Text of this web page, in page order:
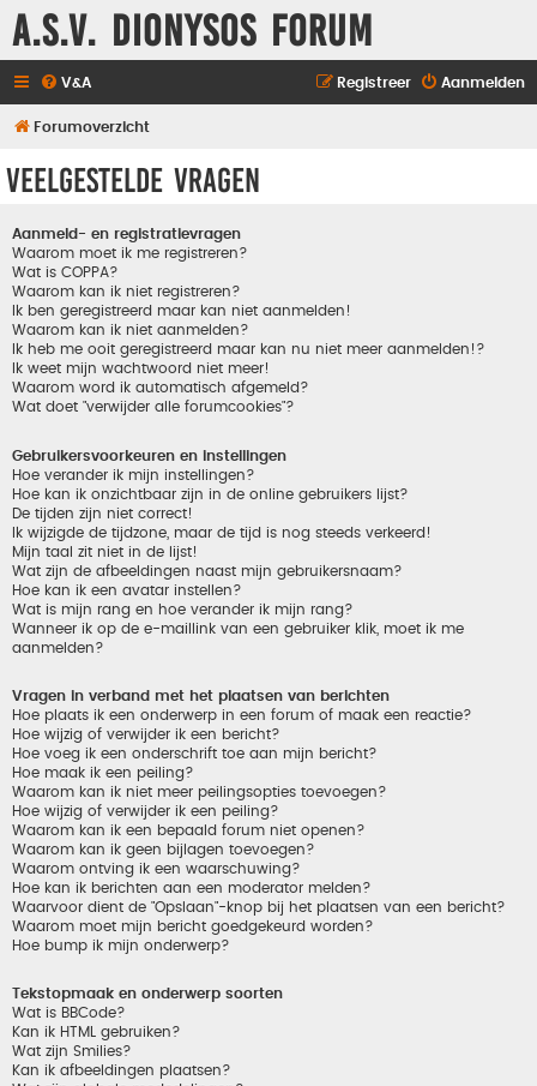
A.S.V. Dionysos Forum
V&A Aanmelden
Registreer
Forumoverzicht
Veelgestelde vragen
Aanmeld- en registratievragen
Waarom moet ik me registreren?
Wat is COPPA?
Waarom kan ik niet registreren?
Ik ben geregistreerd maar kan niet aanmelden!
Waarom kan ik niet aanmelden?
Ik heb me ooit geregistreerd maar kan nu niet meer aanmelden!?
Ik weet mijn wachtwoord niet meer!
Waarom word ik automatisch afgemeld?
Wat doet "verwijder alle forumcookies"?
Gebruikersvoorkeuren en instellingen
Hoe verander ik mijn instellingen?
Hoe kan ik onzichtbaar zijn in de online gebruikers lijst?
De tijden zijn niet correct!
Ik wijzigde de tijdzone, maar de tijd is nog steeds verkeerd!
Mijn taal zit niet in de lijst!
Wat zijn de afbeeldingen naast mijn gebruikersnaam?
Hoe kan ik een avatar instellen?
Wat is mijn rang en hoe verander ik mijn rang?
Wanneer ik op de e-maillink van een gebruiker klik, moet ik me
aanmelden?
Vragen in verband met het plaatsen van berichten
Hoe plaats ik een onderwerp in een forum of maak een reactie?
Hoe wijzig of verwijder ik een bericht?
Hoe voeg ik een onderschrift toe aan mijn bericht?
Hoe maak ik een peiling?
Waarom kan ik niet meer peilingsopties toevoegen?
Hoe wijzig of verwijder ik een peiling?
Waarom kan ik een bepaald forum niet openen?
Waarom kan ik geen bijlagen toevoegen?
Waarom ontving ik een waarschuwing?
Hoe kan ik berichten aan een moderator melden?
Waarvoor dient de "Opslaan"-knop bij het plaatsen van een bericht?
Waarom moet mijn bericht goedgekeurd worden?
Hoe bump ik mijn onderwerp?
Tekstopmaak en onderwerp soorten
Wat is BBCode?
Kan ik HTML gebruiken?
Wat zijn Smilies?
Kan ik afbeeldingen plaatsen?